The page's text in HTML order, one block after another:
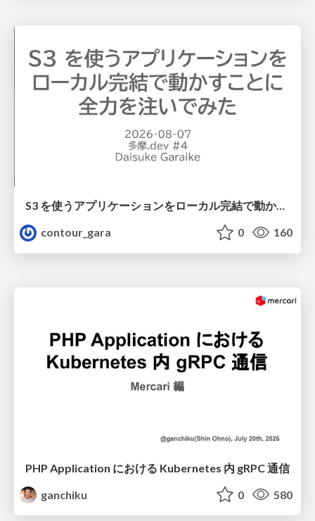
S3 を使うアプリケーションをローカル完結で動かすことに全力を注いでみた / Running S3 Apps Offline
contour_gara
0 160
PHP Application における Kubernetes 内 gRPC 通信
ganchiku
0 580